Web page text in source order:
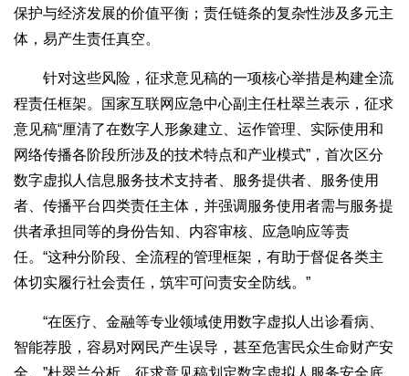
保护与经济发展的价值平衡；责任链条的复杂性涉及多元主
体，易产生责任真空。
针对这些风险，征求意见稿的一项核心举措是构建全流
程责任框架。国家互联网应急中心副主任杜翠兰表示，征求
意见稿“厘清了在数字人形象建立、运作管理、实际使用和
网络传播各阶段所涉及的技术特点和产业模式”，首次区分
数字虚拟人信息服务技术支持者、服务提供者、服务使用
者、传播平台四类责任主体，并强调服务使用者需与服务提
供者承担同等的身份告知、内容审核、应急响应等责
任。“这种分阶段、全流程的管理框架，有助于督促各类主
体切实履行社会责任，筑牢可问责安全防线。”
“在医疗、金融等专业领域使用数字虚拟人出诊看病、
智能荐股，容易对网民产生误导，甚至危害民众生命财产安